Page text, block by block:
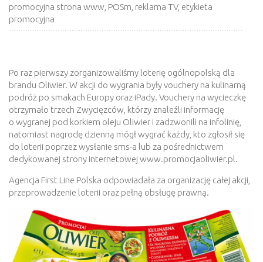
promocyjna strona www, POSm, reklama TV, etykieta
promocyjna
Po raz pierwszy zorganizowaliśmy loterię ogólnopolską dla
brandu Oliwier. W akcji do wygrania były vouchery na kulinarną
podróż po smakach Europy oraz iPady. Vouchery na wycieczkę
otrzymało trzech Zwycięzców, którzy znaleźli informację
o wygranej pod korkiem oleju Oliwier i zadzwonili na infolinię,
natomiast nagrodę dzienną mógł wygrać każdy, kto zgłosił się
do loterii poprzez wysłanie sms-a lub za pośrednictwem
dedykowanej strony internetowej www.promocjaoliwier.pl.
Agencja First Line Polska odpowiadała za organizację całej akcji,
przeprowadzenie loterii oraz pełną obsługę prawną.